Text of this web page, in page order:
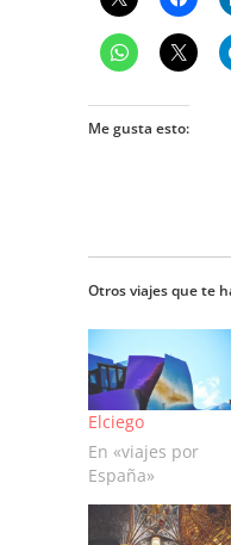
Me gusta esto:
Otros viajes que te
Elciego
En «viajes por
España»